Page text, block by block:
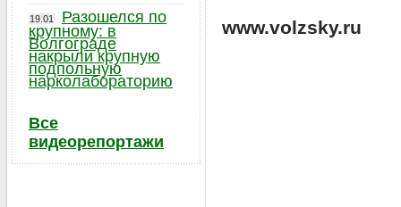
www.volzsky.ru
19.01
Разошелся по
крупному: в
Волгограде
накрыли крупную
подпольную
нарколабораторию
Все
видеорепортажи